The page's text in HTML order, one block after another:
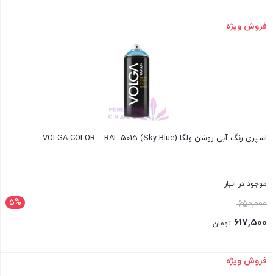
بود.
فعلی:
بستن
فروش ویژه
اسپری رنگ آبی روشن ولگا VOLGA COLOR – RAL 5015 (Sky Blue)
موجود در انبار
5% 650,000قیمت
اصلی:
بود.
617,500 تومان
فعلی:
بستن
فروش ویژه